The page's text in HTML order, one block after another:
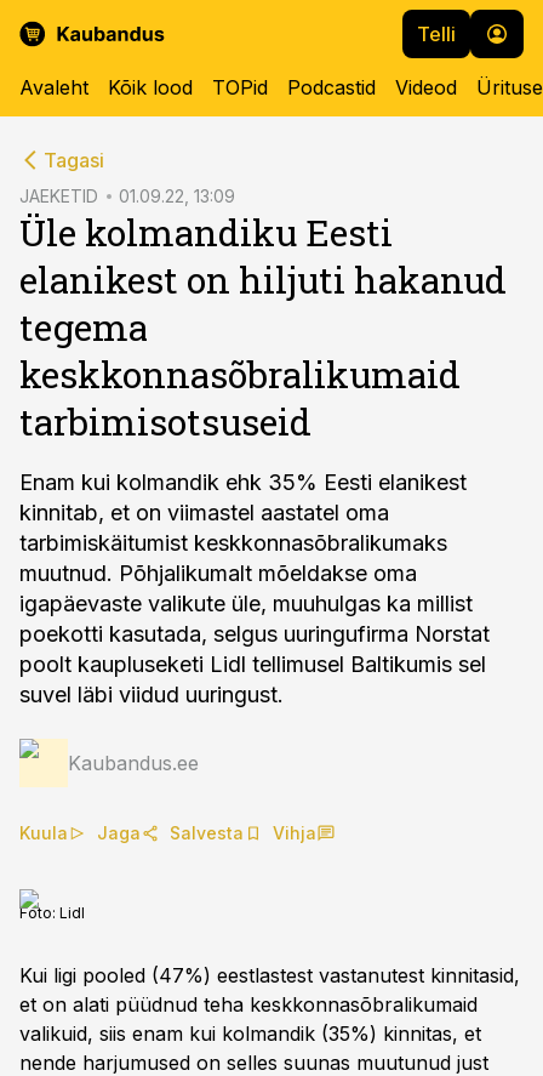
Telli
Avaleht Kõik lood TOPid Podcastid Videod
Tagasi
JAEKETID 01.09.22, 13:09
Üle kolmandiku Eesti
elanikest on hiljuti hakanud
tegema
keskkonnasõbralikumaid
tarbimisotsuseid
Enam kui kolmandik ehk 35% Eesti elanikest
kinnitab, et on viimastel aastatel oma
tarbimiskäitumist keskkonnasõbralikumaks
muutnud. Põhjalikumalt mõeldakse oma
igapäevaste valikute üle, muuhulgas ka millist
poekotti kasutada, selgus uuringufirma Norstat
poolt kaupluseketi Lidl tellimusel Baltikumis sel
suvel läbi viidud uuringust.
Kaubandus.ee
Kuula Jaga Salvesta Vihja
Foto: Lidl
Kui ligi pooled (47%) eestlastest vastanutest kinnitasid,
et on alati püüdnud teha keskkonnasõbralikumaid
valikuid, siis enam kui kolmandik (35%) kinnitas, et
nende harjumused on selles suunas muutunud just